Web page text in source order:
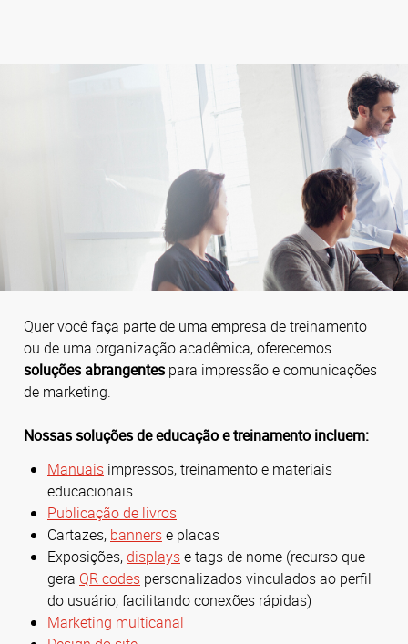
Quer você faça parte de uma empresa de treinamento
ou de uma organização acadêmica, oferecemos
soluções abrangentes para impressão e comunicações
de marketing.
Nossas soluções de educação e treinamento incluem:
Manuais impressos, treinamento e materiais
educacionais
Publicação de livros
Cartazes, bannerse placas
Exposições,displayse tags de nome (recurso que
gera QR codes personalizados vinculados ao perfil
do usuário, facilitando conexões rápidas)
Marketing multicanal